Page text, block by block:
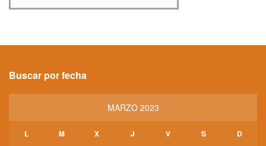
Buscar por fecha
MARZO 2023
L M X J V S D